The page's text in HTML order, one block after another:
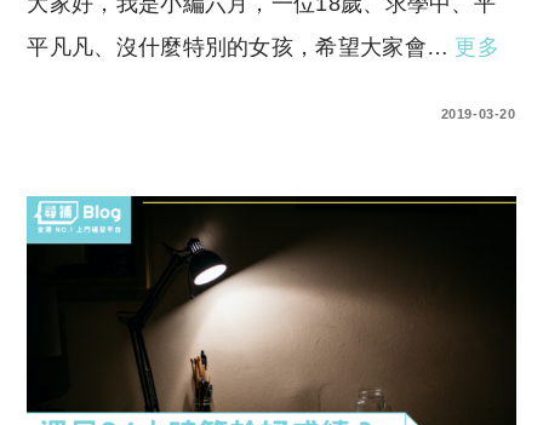
平凡凡、沒什麼特別的女孩，希望大家會… 更多
2019-03-20